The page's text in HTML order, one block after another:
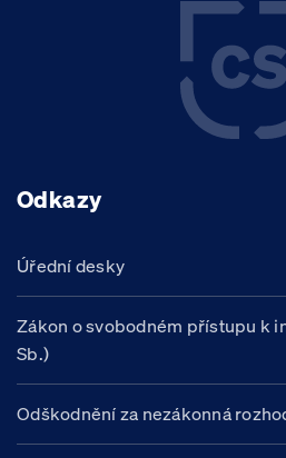
Odkazy
Úřední desky
Zákon o svobodném přístupu k
Sb.)
Odškodnění za nezákonná